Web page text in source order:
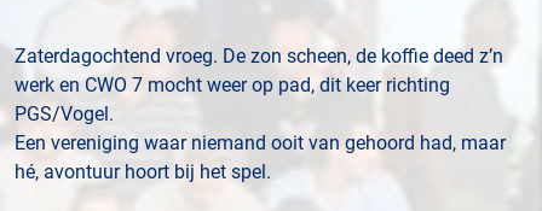
Zaterdagochtend vroeg. De zon scheen, de koffie deed z’n
werk en CWO 7 mocht weer op pad, dit keer richting
PGS/Vogel.
Een vereniging waar niemand ooit van gehoord had, maar
hé, avontuur hoort bij het spel.